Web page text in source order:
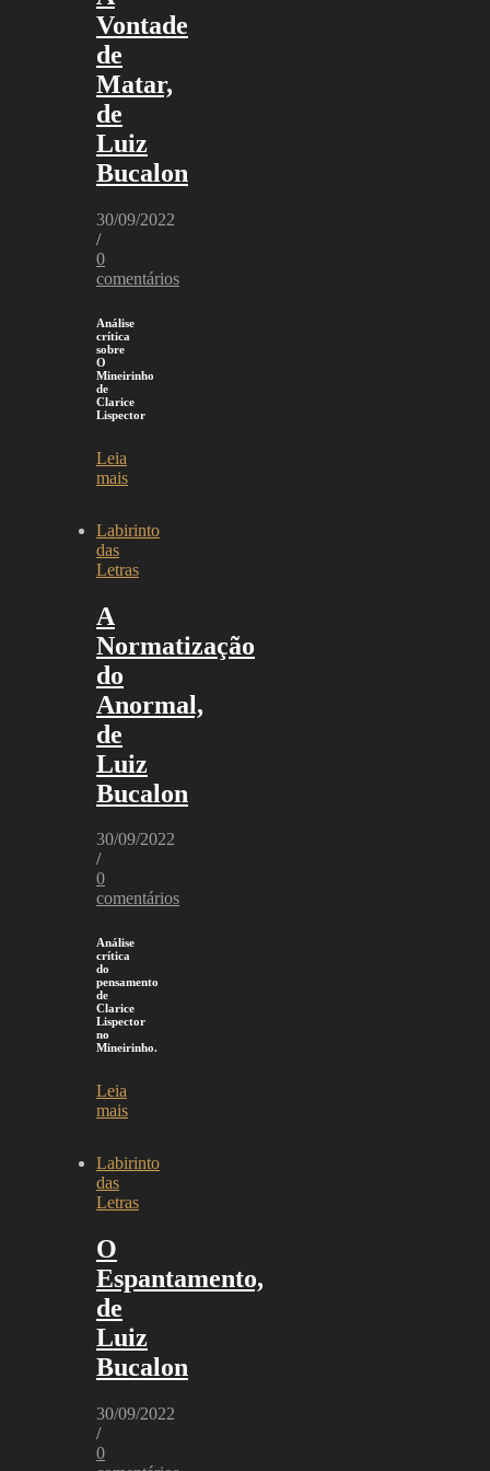
Vontade
de
Matar,
de
Luiz
Bucalon
30/09/2022
/
0
comentários
Análise
crítica
sobre
O
Mineirinho
de
Clarice
Lispector
Leia
mais
Labirinto
das
Letras
A
Normatização
do
Anormal,
de
Luiz
Bucalon
30/09/2022
/
0
comentários
Análise
crítica
do
pensamento
de
Clarice
Lispector
no
Mineirinho.
Leia
mais
Labirinto
das
Letras
O
Espantamento,
de
Luiz
Bucalon
30/09/2022
/
0